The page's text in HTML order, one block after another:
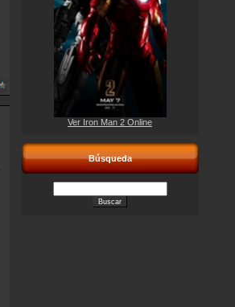
Ver Iron Man 2 Online
Búsqueda